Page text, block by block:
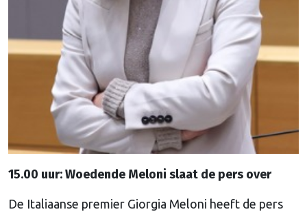
15.00 uur: Woedende Meloni slaat de pers over
De Italiaanse premier Giorgia Meloni heeft de pers